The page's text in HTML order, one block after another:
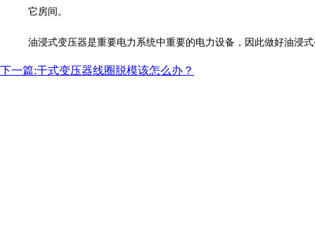
它房间。
油浸式变压器是重要电力系统中重要的电力设备，因此做好油浸
下一篇:干式变压器线圈脱模该怎么办？